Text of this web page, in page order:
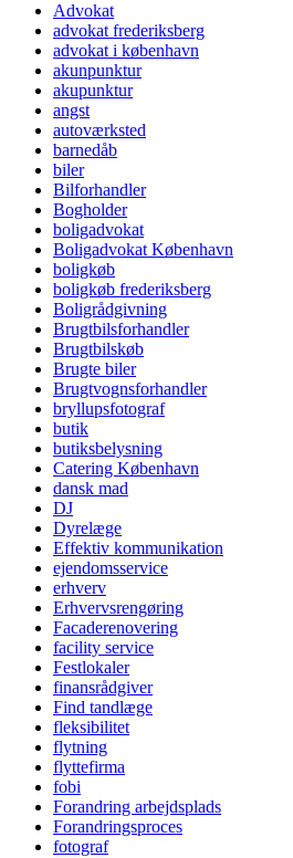
Advokat
advokat frederiksberg
advokat i københavn
akunpunktur
akupunktur
angst
autoværksted
barnedåb
biler
Bilforhandler
Bogholder
boligadvokat
Boligadvokat København
boligkøb
boligkøb frederiksberg
Boligrådgivning
Brugtbilsforhandler
Brugtbilskøb
Brugte biler
Brugtvognsforhandler
bryllupsfotograf
butik
butiksbelysning
Catering København
dansk mad
DJ
Dyrelæge
Effektiv kommunikation
ejendomsservice
erhverv
Erhvervsrengøring
Facaderenovering
facility service
Festlokaler
finansrådgiver
Find tandlæge
fleksibilitet
flytning
flyttefirma
fobi
Forandring arbejdsplads
Forandringsproces
fotograf